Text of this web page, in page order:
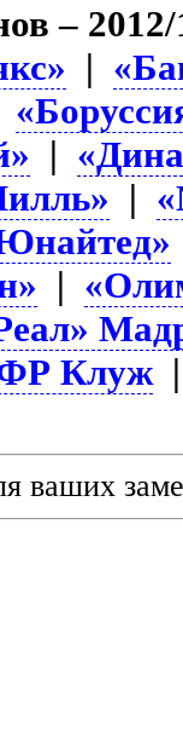
–
|
|
|
|
Клуж
ваших